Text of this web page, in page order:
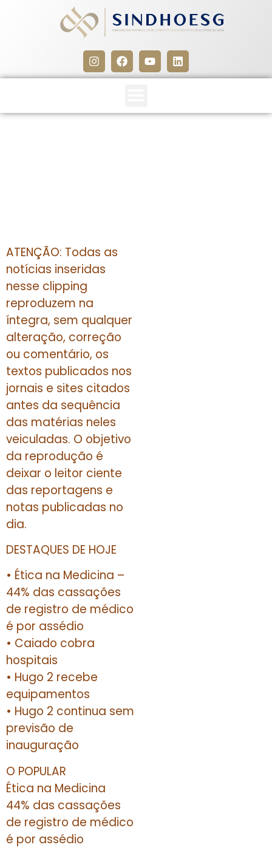
ATENÇÃO: Todas as
notícias inseridas
nesse clipping
reproduzem na
íntegra, sem qualquer
alteração, correção
ou comentário, os
textos publicados nos
jornais e sites citados
antes da sequência
das matérias neles
veiculadas. O objetivo
da reprodução é
deixar o leitor ciente
das reportagens e
notas publicadas no
dia.
DESTAQUES DE HOJE
• Ética na Medicina –
44% das cassações
de registro de médico
é por assédio
• Caiado cobra
hospitais
• Hugo 2 recebe
equipamentos
• Hugo 2 continua sem
previsão de
inauguração
O POPULAR
Ética na Medicina
44% das cassações
de registro de médico
é por assédio